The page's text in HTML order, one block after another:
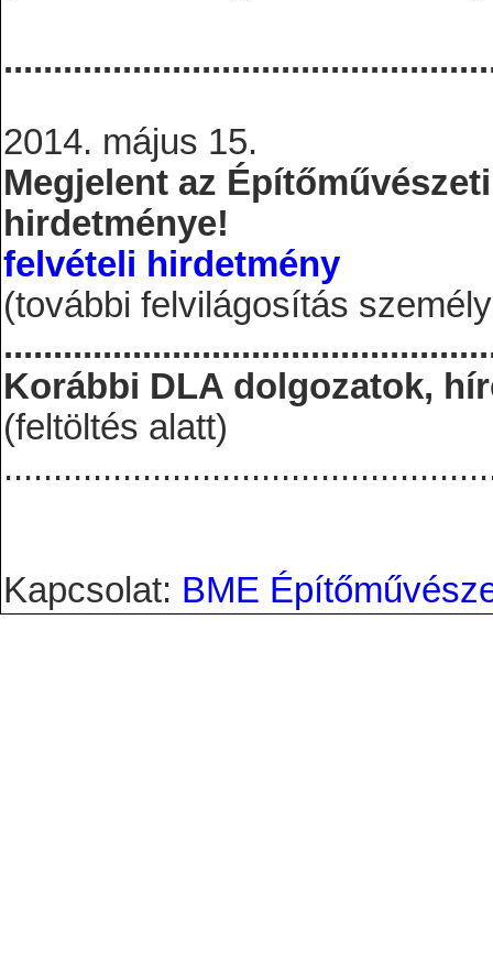
2014. május 15.
Megjelent az
hirdetménye!
felvételi hirdetmény
(további felvilágosítás
Korábbi DLA dolgozatok,
(feltöltés alatt)
Kapcsolat: BME